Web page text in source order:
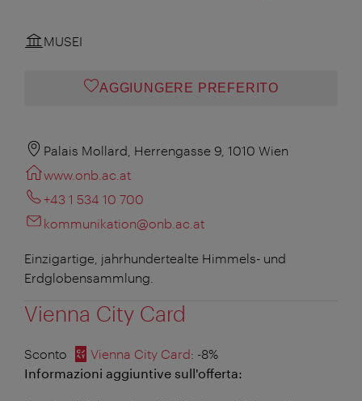
MUSEI
AGGIUNGERE PREFERITO
Palais Mollard, Herrengasse 9, 1010 Wien
www.onb.ac.at
+43 1 534 10 700
kommunikation@onb.ac.at
Einzigartige, jahrhundertealte Himmels- und
Erdglobensammlung.
Vienna City Card
Sconto Vienna City Card: -8%
Informazioni aggiuntive sull'offerta: